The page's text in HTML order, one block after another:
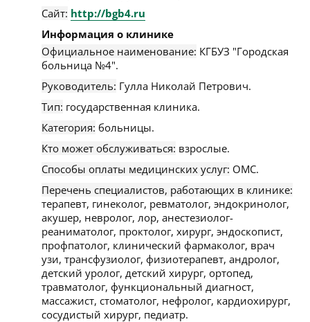
Сайт: http://bgb4.ru
Информация о клинике
Официальное наименование: КГБУЗ "Городская
больница №4".
Руководитель: Гулла Николай Петрович.
Тип: государственная клиника.
Категория: больницы.
Кто может обслуживаться: взрослые.
Способы оплаты медицинских услуг: ОМС.
Перечень специалистов, работающих в клинике:
терапевт, гинеколог, ревматолог, эндокринолог,
акушер, невролог, лор, анестезиолог-
реаниматолог, проктолог, хирург, эндоскопист,
профпатолог, клинический фармаколог, врач
узи, трансфузиолог, физиотерапевт, андролог,
детский уролог, детский хирург, ортопед,
травматолог, функциональный диагност,
массажист, стоматолог, нефролог, кардиохирург,
сосудистый хирург, педиатр.